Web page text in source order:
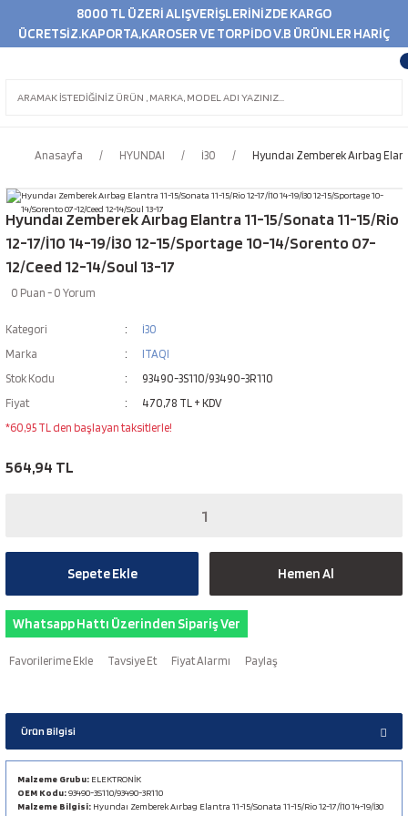
8000 TL ÜZERİ ALIŞVERİŞLERİNİZDE KARGO
ÜCRETSİZ.KAPORTA,KAROSER VE TORPİDO V.B ÜRÜNLER HARİÇ
Anasayfa HYUNDAI İ30 Hyundaı Zemberek Aırbag
Hyundaı Zemberek Aırbag Elantra 11-15/Sonata 11-15/Rio
12-17/İ10 14-19/İ30 12-15/Sportage 10-14/Sorento 07-
12/Ceed 12-14/Soul 13-17
0 Puan - 0 Yorum
Kategori
İ30
Marka
ITAQI
Stok Kodu
93490-3S110/93490-3R110
Fiyat
470,78 TL + KDV
*60,95 TL den başlayan taksitlerle!
564,94 TL
Sepete Ekle Hemen Al
Whatsapp Hattı Üzerinden Sipariş Ver
Tavsiye Et Fiyat Alarmı Paylaş
Ürün Bilgisi
Malzeme Grubu: ELEKTRONİK
OEM Kodu:93490-3S110/93490-3R110
Malzeme Bilgisi: Hyundaı Zemberek Aırbag Elantra 11-15/Sonata 11-15/Rio 12-17/İ10 14-19/İ30